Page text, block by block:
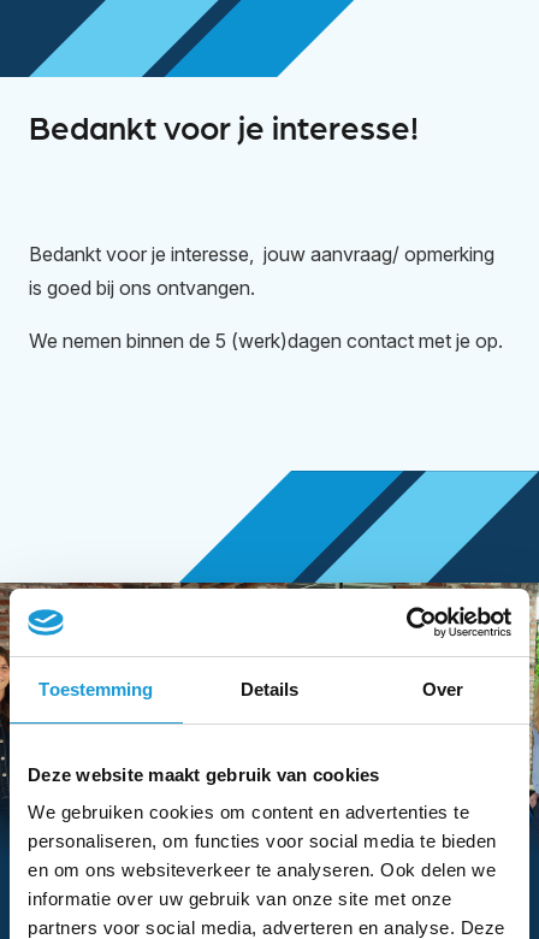
Toestemming Details Over
Deze website maakt gebruik van cookies
We gebruiken cookies om content en advertenties te
personaliseren, om functies voor social media te bieden
en om ons websiteverkeer te analyseren. Ook delen we
informatie over uw gebruik van onze site met onze
partners voor social media, adverteren en analyse. Deze
Bedankt voor je interesse!
Bedankt voor je interesse, jouw aanvraag/ opmerking
is goed bij ons ontvangen.
We nemen binnen de 5 (werk)dagen contact met je op.
Hebben we je interesse
gewekt?
Vraag dan nu eenvoudig een adviesgesprek aan